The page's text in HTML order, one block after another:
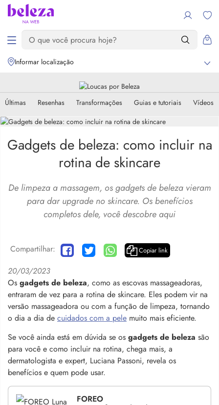
Informar localização
Últimas Resenhas Transformações Guias e tutoriais Vídeos
Gadgets de beleza: como incluir na
rotina de skincare
De limpeza a massagem, os gadgets de beleza vieram
para dar upgrade no skincare. Os benefícios
completos dele, você descobre aqui
Compartilhar: Copiar link
20/03/2023
Os gadgets de beleza, como as escovas massageadoras,
entraram de vez para a rotina de skincare. Eles podem vir na
versão massageadora ou com a função de limpeza, tornando
o dia a dia de cuidados com a pele muito mais eficiente.
Se você ainda está em dúvida se os gadgets de beleza são
para você e como incluir na rotina, chega mais, a
dermatologista e expert, Luciana Passoni, revela os
benefícios e quem pode usar.
FOREO